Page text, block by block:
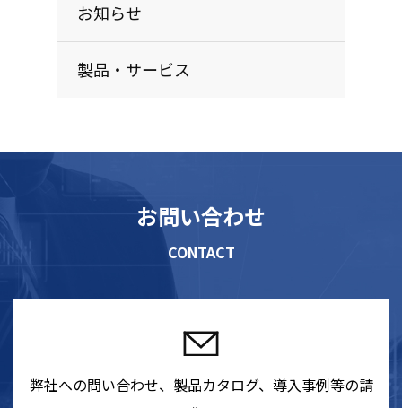
お知らせ
製品・サービス
お問い合わせ
CONTACT
弊社への問い合わせ、製品カタログ、導入事例等の請